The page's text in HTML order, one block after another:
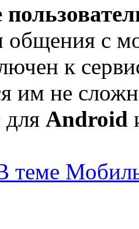
общения с
к
им не
Android
теме